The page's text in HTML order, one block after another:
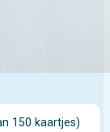
150 kaartjes)